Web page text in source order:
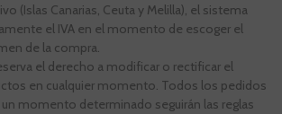
(Islas Canarias, Ceuta y Melilla), el sistema
el IVA en el momento de escoger el
de la compra.
el derecho a modificar o rectificar el
en cualquier momento. Todos los pedidos
momento determinado seguirán las reglas